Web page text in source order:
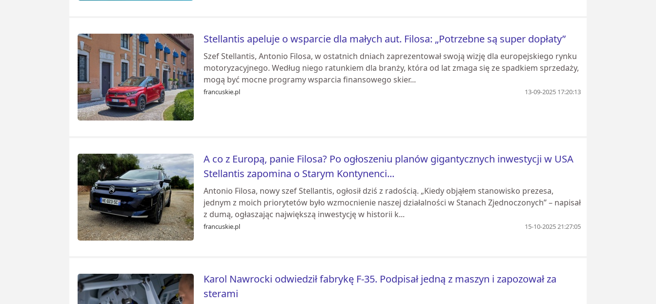
Stellantis apeluje o wsparcie dla małych aut. Filosa: „Potrzebne są super dopłaty”
Szef Stellantis, Antonio Filosa, w ostatnich dniach zaprezentował swoją wizję dla europejskiego rynku
motoryzacyjnego. Według niego ratunkiem dla branży, która od lat zmaga się ze spadkiem sprzedaży,
mogą być mocne programy wsparcia finansowego skier...
francuskie.pl 13-09-2025 17:20:13
A co z Europą, panie Filosa? Po ogłoszeniu planów gigantycznych inwestycji w USA
Stellantis zapomina o Starym Kontynenci...
Antonio Filosa, nowy szef Stellantis, ogłosił dziś z radością. „Kiedy objąłem stanowisko prezesa,
jednym z moich priorytetów było wzmocnienie naszej działalności w Stanach Zjednoczonych” – napisał
z dumą, ogłaszając największą inwestycję w historii k...
francuskie.pl 15-10-2025 21:27:05
Karol Nawrocki odwiedził fabrykę F-35. Podpisał jedną z maszyn i zapozował za
sterami